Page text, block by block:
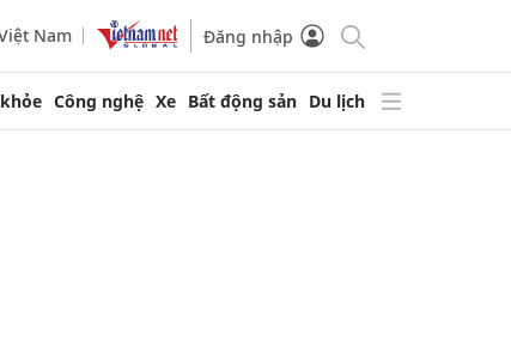
Nam Đăng nhập
Công nghệ Xe Bất động sản Du lịch